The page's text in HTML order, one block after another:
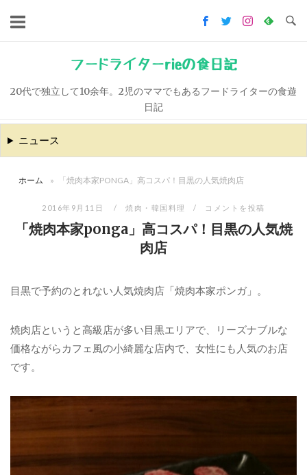
キ
ッ
フードライターrieの食日記
20代で独立して10余年。2児のママでもあるフードライターの食遊
日記
ニュース
ホーム » 「焼肉本家PONGA」高コスパ！目黒の人気焼肉店
2016年9月11日 焼肉・韓国料理 コメントを投稿
「焼肉本家ponga」高コスパ！目黒の人気焼
肉店
目黒で予約のとれない人気焼肉店「焼肉本家ポンガ」。
焼肉店というと高級店が多い目黒エリアで、リーズナブルな
価格ながらカフェ風の小綺麗な店内で、女性にも人気のお店
です。